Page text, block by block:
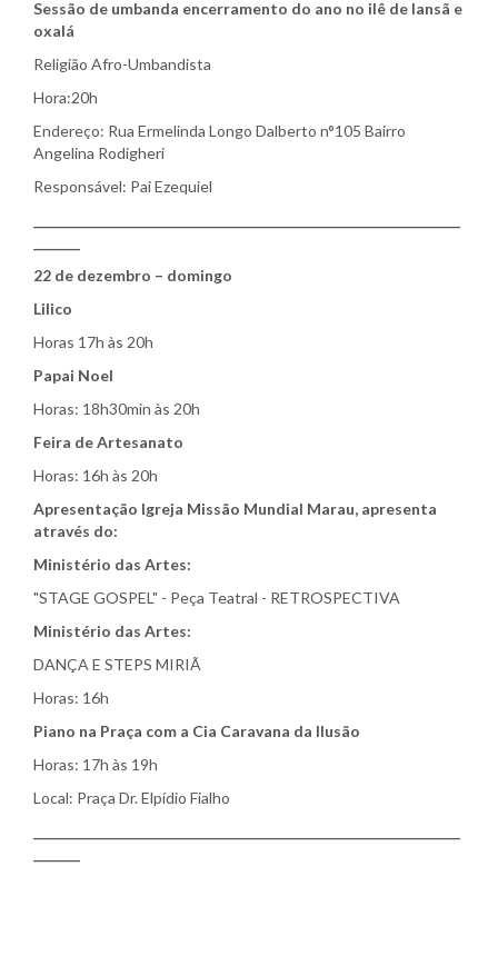
Sessão de umbanda encerramento do ano no ilê de Iansã e
oxalá
Religião Afro-Umbandista
Hora:20h
Endereço: Rua Ermelinda Longo Dalberto n°105 Bairro
Angelina Rodigheri
Responsável: Pai Ezequiel
22 de dezembro – domingo
Lilico
Horas 17h às 20h
Papai Noel
Horas: 18h30min às 20h
Feira de Artesanato
Horas: 16h às 20h
Apresentação Igreja Missão Mundial Marau, apresenta
através do:
Ministério das Artes:
"STAGE GOSPEL" - Peça Teatral - RETROSPECTIVA
Ministério das Artes:
DANÇA E STEPS MIRIÃ
Horas: 16h
Piano na Praça com a Cia Caravana da Ilusão
Horas: 17h às 19h
Local: Praça Dr. Elpídio Fialho